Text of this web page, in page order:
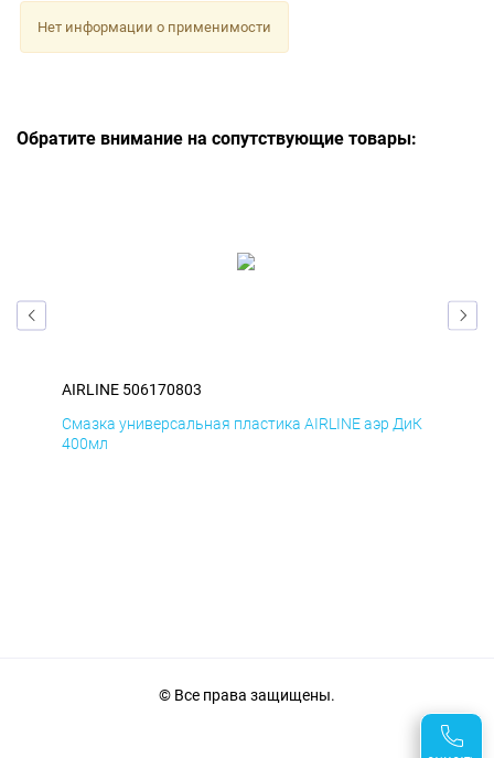
Нет информации о применимости
Обратите внимание на сопутствующие товары:
AIRLINE 506170803
Смазка универсальная пластика AIRLINE аэр ДиК
400мл
© Все права защищены.